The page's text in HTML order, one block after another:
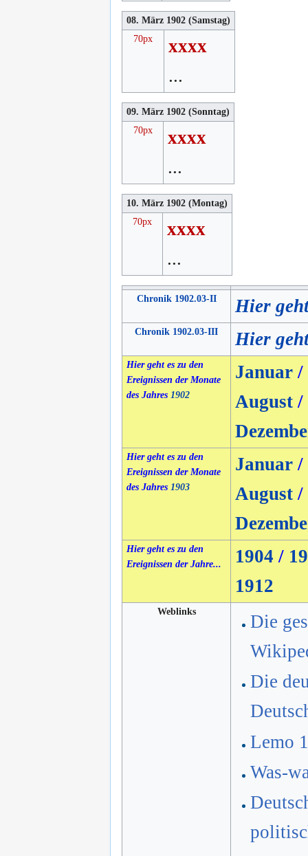
08. März 1902 (Samstag)
70px
xxxx
...
09. März 1902 (Sonntag)
70px
xxxx
...
10. März 1902 (Montag)
70px
xxxx
...
Chronik 1902.03-II Hier
Chronik 1902.03-III Hier
Hier geht es zu den
Ereignissen der Monate
des Jahres 1902
Januar/
August/
Hier geht es zu den
Ereignissen der Monate
des Jahres 1903
Januar/
August/
Hier geht es zu den
Ereignissen der Jahre...
1904 /
1912
Weblinks
Die
Die
Lemo
Was-